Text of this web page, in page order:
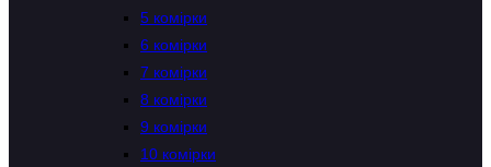
5 комірки
6 комірки
7 комірки
8 комірки
9 комірки
10 комірки